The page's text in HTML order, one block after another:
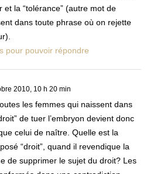
et la “tolérance” (autre mot de
dans toute phrase où on rejette
pour pouvoir répondre
2010, 10 h 20 min
les femmes qui naissent dans
de tuer l’embryon devient donc
celui de naître. Quelle est la
“droit”, quand il revendique la
de supprimer le sujet du droit? Les